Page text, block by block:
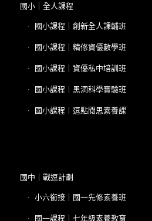
國小｜全人課程
國小課程｜創新全人課輔班
國小課程｜精修資優數學班
國小課程｜資優私中培訓班
國小課程｜黑洞科學實驗班
國小課程｜逗點閱思素養課
國中｜戰逗計劃
小六銜接｜國一先修素養班
國一課程｜七年級素養教育